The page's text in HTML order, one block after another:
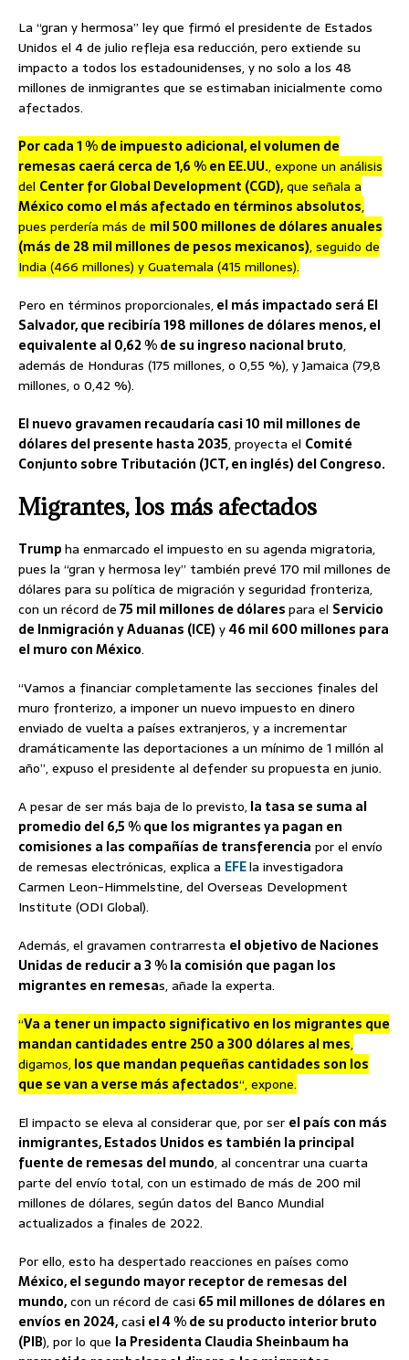
La “gran y hermosa” ley que firmó el presidente de Estados
Unidos el 4 de julio refleja esa reducción, pero extiende su
impacto a todos los estadounidenses, y no solo a los 48
millones de inmigrantes que se estimaban inicialmente como
afectados.
Por cada 1 % de impuesto adicional, el volumen de
remesas caerá cerca de 1,6 % en EE.UU., expone un análisis
del Center for Global Development (CGD),que señala a
México como el más afectado en términos absolutos,
pues perdería más de mil 500 millones de dólares anuales
(más de 28 mil millones de pesos mexicanos), seguido de
India (466 millones) y Guatemala (415 millones).
Pero en términos proporcionales,el más impactado será El
Salvador, que recibiría 198 millones de dólares menos, el
equivalente al 0,62 % de su ingreso nacional bruto,
además de Honduras (175 millones, o 0,55 %), y Jamaica (79,8
millones, o 0,42 %).
El nuevo gravamen recaudaría casi 10 mil millones de
dólares del presente hasta 2035, proyecta el Comité
Conjunto sobre Tributación (JCT, en inglés) del Congreso.
Migrantes, los más afectados
Trumpha enmarcado el impuesto en su agenda migratoria,
pues la “gran y hermosa ley” también prevé 170 mil millones de
dólares para su política de migración y seguridad fronteriza,
con un récord de75 mil millones de dólarespara el Servicio
de Inmigración y Aduanas (ICE) y46 mil 600 millones para
el muro con México.
“Vamos a financiar completamente las secciones finales del
muro fronterizo, a imponer un nuevo impuesto en dinero
enviado de vuelta a países extranjeros, y a incrementar
dramáticamente las deportaciones a un mínimo de 1 millón al
año”, expuso el presidente al defender su propuesta en junio.
A pesar de ser más baja de lo previsto,la tasa se suma al
promedio del 6,5 % que los migrantes ya pagan en
comisiones a las compañías de transferencia por el envío
de remesas electrónicas, explica a EFEla investigadora
Carmen Leon-Himmelstine, del Overseas Development
Institute (ODI Global).
Además, el gravamen contrarresta el objetivo de Naciones
Unidas de reducir a 3 % la comisión que pagan los
migrantes en remesas, añade la experta.
“Va a tener un impacto significativo en los migrantes que
mandan cantidades entre 250 a 300 dólares al mes,
digamos,los que mandan pequeñas cantidades son los
que se van a verse más afectados“, expone.
El impacto se eleva al considerar que, por ser el país con más
inmigrantes, Estados Unidos es también la principal
fuente de remesas del mundo, al concentrar una cuarta
parte del envío total, con un estimado de más de 200 mil
millones de dólares, según datos del Banco Mundial
actualizados a finales de 2022.
Por ello, esto ha despertado reacciones en países como
México, el segundo mayor receptor de remesas del
mundo,con un récord de casi 65 mil millones de dólares en
envíos en 2024,casi el 4 % de su producto interior bruto
(PIB), por lo que la Presidenta Claudia Sheinbaum ha